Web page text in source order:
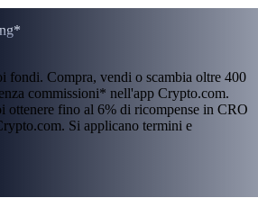
fondi. Compra, vendi o scambia oltre 400
commissioni* nell'app Crypto.com.
ottenere fino al 6% di ricompense in CRO
Si applicano termini e